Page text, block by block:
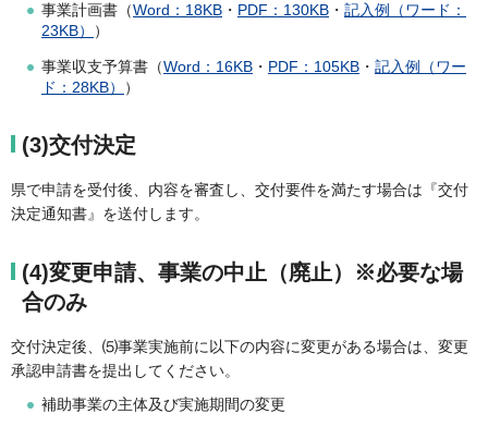
事業計画書（Word：18KB ・ PDF：130KB ・ 記入例（ワード：
23KB）
）
事業収支予算書（Word：16KB ・ PDF：105KB ・ 記入例（ワー
ド：28KB）
）
(3)交付決定
県で申請を受付後、内容を審査し、交付要件を満たす場合は『交付
決定通知書』を送付します。
(4)変更申請、事業の中止（廃止）※必要な場
合のみ
交付決定後、⑸事業実施前に以下の内容に変更がある場合は、変更
承認申請書を提出してください。
補助事業の主体及び実施期間の変更